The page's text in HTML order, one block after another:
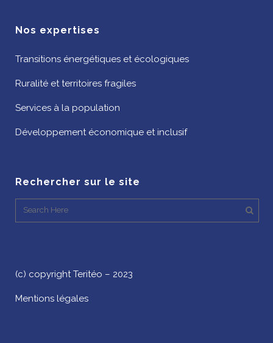
Nos expertises
Transitions énergétiques et écologiques
Ruralité et territoires fragiles
Services à la population
Développement économique et inclusif
Rechercher sur le site
(c) copyright Teritéo – 2023
Mentions légales